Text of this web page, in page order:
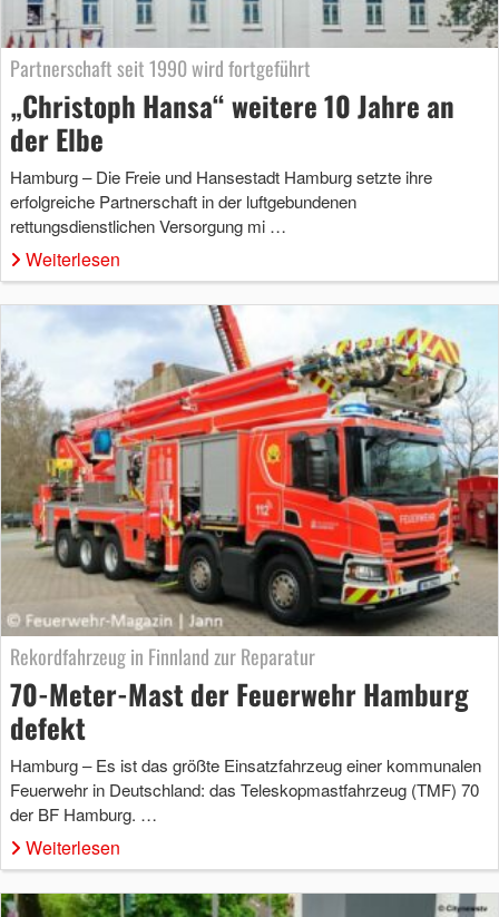
Partnerschaft seit 1990 wird fortgeführt
„Christoph Hansa“ weitere 10 Jahre an
der Elbe
Hamburg – Die Freie und Hansestadt Hamburg setzte ihre
erfolgreiche Partnerschaft in der luftgebundenen
rettungsdienstlichen Versorgung mi …
Weiterlesen
Rekordfahrzeug in Finnland zur Reparatur
70-Meter-Mast der Feuerwehr Hamburg
defekt
Hamburg – Es ist das größte Einsatzfahrzeug einer kommunalen
Feuerwehr in Deutschland: das Teleskopmastfahrzeug (TMF) 70
der BF Hamburg. …
Weiterlesen